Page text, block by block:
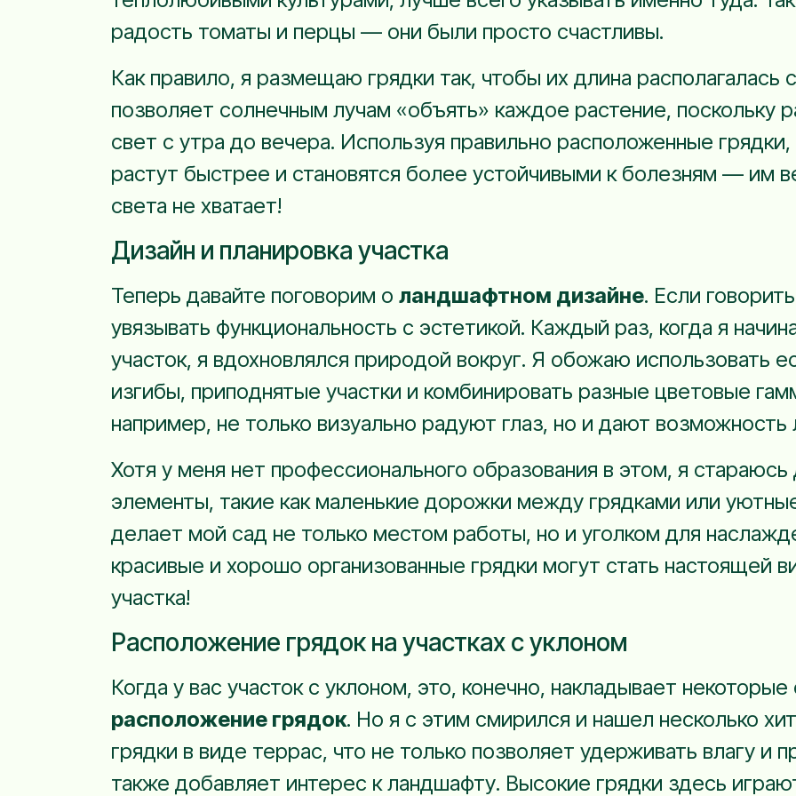
радость томаты и перцы — они были просто счастливы.
Как правило, я размещаю грядки так, чтобы их длина располагалась
позволяет солнечным лучам «объять» каждое растение, поскольку
свет с утра до вечера. Используя правильно расположенные
растут быстрее и становятся более устойчивыми к болезням — им
света не хватает!
Дизайн и планировка участка
Теперь давайте поговорим о ландшафтном дизайне. Если
увязывать функциональность с эстетикой. Каждый раз, когда я
участок, я вдохновлялся природой вокруг. Я обожаю использовать
изгибы, приподнятые участки и комбинировать разные цветовые
например, не только визуально радуют глаз, но и дают возможность
Хотя у меня нет профессионального образования в этом, я
элементы, такие как маленькие дорожки между грядками или
делает мой сад не только местом работы, но и уголком для
красивые и хорошо организованные грядки могут стать настоящей
участка!
Расположение грядок на участках с уклоном
Когда у вас участок с уклоном, это, конечно, накладывает некоторые
расположение грядок. Но я с этим смирился и нашел несколько
грядки в виде террас, что не только позволяет удерживать влагу и
также добавляет интерес к ландшафту. Высокие грядки здесь